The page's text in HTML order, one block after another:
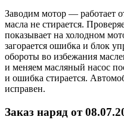
Заводим мотор — работает
масла не стирается.
показывает на холодном
загорается ошибка и блок
обороты во избежания
и меняем масляный насос
и ошибка стирается.
исправен.
Заказ наряд от